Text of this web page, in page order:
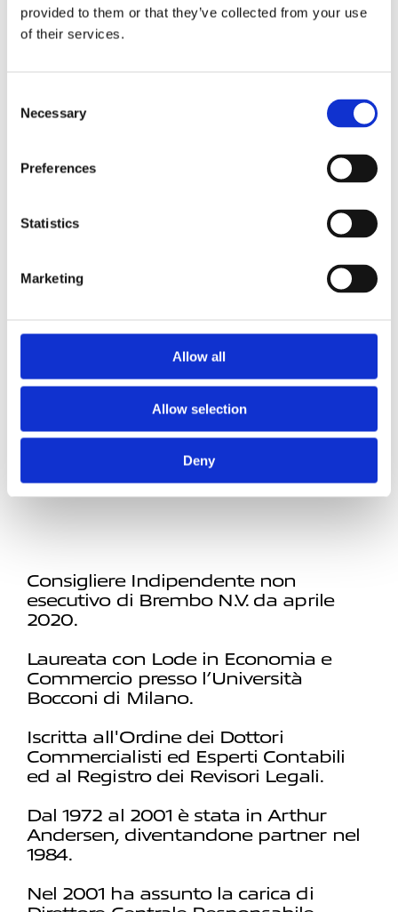
provided to them or that they’ve collected from your use
of their services.
Selection
Necessary
Preferences
Statistics
Marketing
Allow all
Allow selection
Deny
Consigliere Indipendente non
esecutivo di Brembo N.V. da aprile
2020.
Laureata con Lode in Economia e
Commercio presso l’Università
Bocconi di Milano.
Iscritta all'Ordine dei Dottori
Commercialisti ed Esperti Contabili
ed al Registro dei Revisori Legali.
Dal 1972 al 2001 è stata in Arthur
Andersen, diventandone partner nel
1984.
Nel 2001 ha assunto la carica di